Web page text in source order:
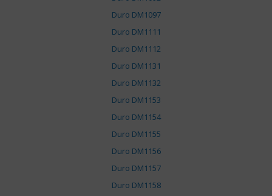
Duro DM1097
Duro DM1111
Duro DM1112
Duro DM1131
Duro DM1132
Duro DM1153
Duro DM1154
Duro DM1155
Duro DM1156
Duro DM1157
Duro DM1158